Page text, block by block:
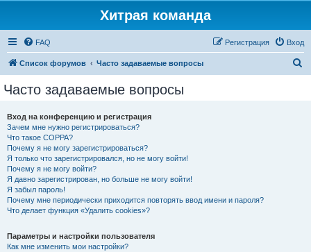
Хитрая команда
FAQ Вход
Регистрация
Список форумов Часто задаваемые вопросы
Часто задаваемые вопросы
Вход на конференцию и регистрация
Зачем мне нужно регистрироваться?
Что такое COPPA?
Почему я не могу зарегистрироваться?
Я только что зарегистрировался, но не могу войти!
Почему я не могу войти?
Я давно зарегистрирован, но больше не могу войти!
Я забыл пароль!
Почему мне периодически приходится повторять ввод имени и пароля?
Что делает функция «Удалить cookies»?
Параметры и настройки пользователя
Как мне изменить мои настройки?